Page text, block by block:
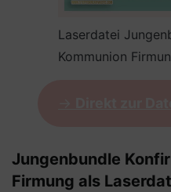
Laserdatei
Kommunion
Jungenbundle
Firmung als